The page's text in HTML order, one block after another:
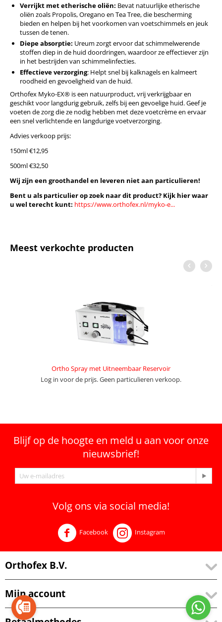
Verrijkt met etherische oliën: Bevat natuurlijke etherische
oliën zoals Propolis, Oregano en Tea Tree, die bescherming
bieden en helpen bij het voorkomen van voetschimmels en jeuk
tussen de tenen.
Diepe absorptie: Ureum zorgt ervoor dat schimmelwerende
stoffen diep in de huid doordringen, waardoor ze effectiever zijn
in het bestrijden van schimmelinfecties.
Effectieve verzorging: Helpt snel bij kalknagels en kalmeert
roodheid en gevoeligheid van de huid.
Orthofex Myko-EX® is een natuurproduct, vrij verkrijgbaar en
geschikt voor langdurig gebruik, zelfs bij een gevoelige huid. Geef je
voeten de zorg die ze nodig hebben met deze voetcrème en ervaar
een snel verlichtende en langdurige voetverzorging.
Advies verkoop prijs:
150ml €12,95
500ml €32,50
Wij zijn een groothandel en leveren niet aan particulieren!
Bent u als particulier op zoek naar dit product? Kijk hier waar
u wel terecht kunt: https://www.orthofex.nl/myko-e...
Meest verkochte producten
Ortho Spray met Uitneembaar Reservoir
Log in voor de prijs. Geen particulieren verkoop.
Blijf op de hoogte en meld u aan voor onze
nieuwsbrief!
Volg ons via social media!
Facebook Instagram
Orthofex B.V.
Mijn account